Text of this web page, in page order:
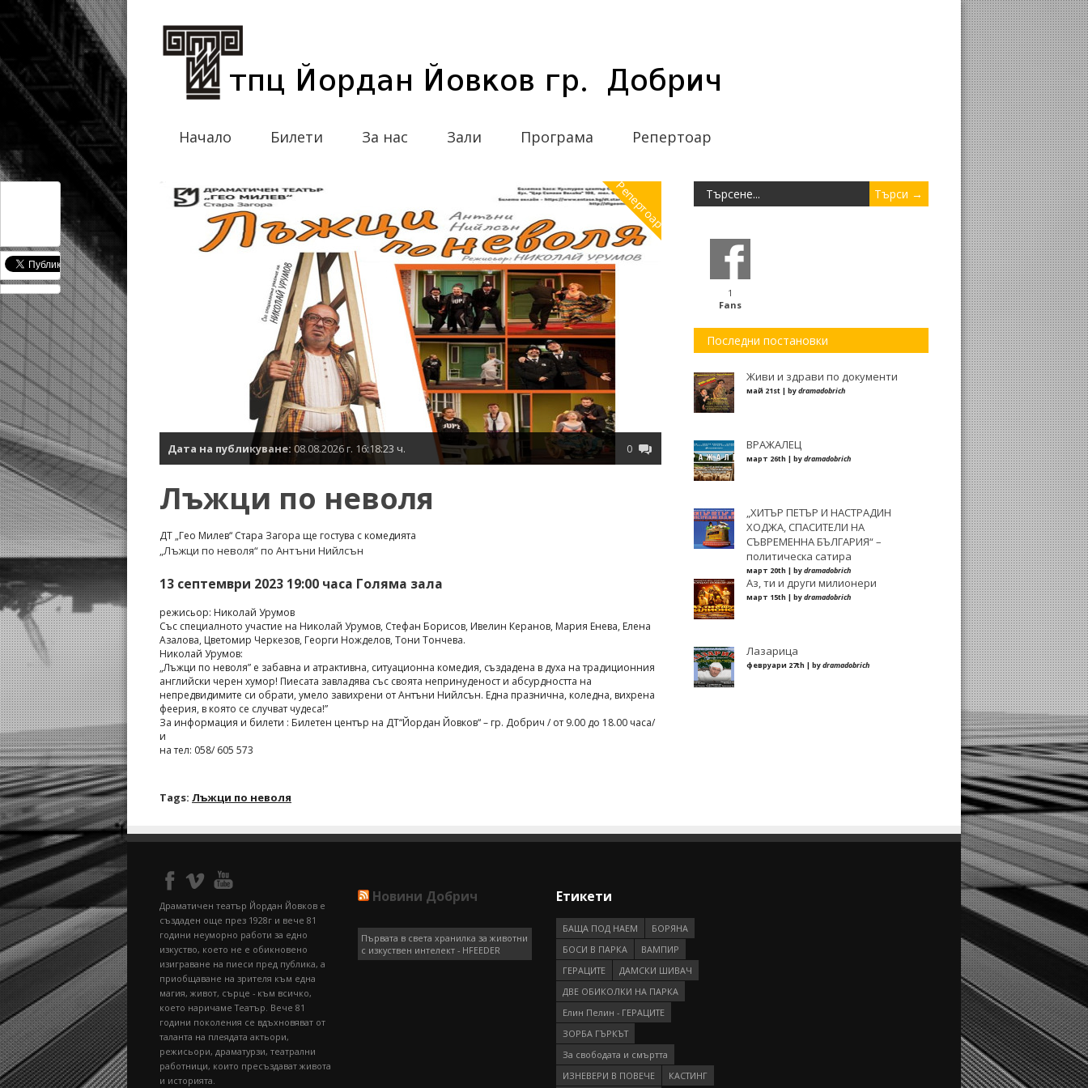
Начало Билети За нас Зали Програма Репертоар
Репертоар
Дата на публикуване: 08.08.2026 г. 16:18:23 ч. 0
Лъжци по неволя
ДТ „Гео Милев“ Стара Загора ще гостува с комедията
„Лъжци по неволя“ по Антъни Нийлсън
13 септември 2023 19:00 часа Голяма зала
режисьор: Николай Урумов
Със специалното участие на Николай Урумов, Стефан Борисов, Ивелин Керанов, Мария Енева, Елена
Азалова, Цветомир Черкезов, Георги Ножделов, Тони Тончева.
Николай Урумов:
„Лъжци по неволя” е забавна и атрактивна, ситуационна комедия, създадена в духа на традиционния
английски черен хумор! Пиесата завладява със своята непринуденост и абсурдността на
непредвидимите си обрати, умело завихрени от Антъни Нийлсън. Една празнична, коледна, вихрена
феерия, в която се случват чудеса!”
За информация и билети : Билетен център на ДТ“Йордан Йовков“ – гр. Добрич / от 9.00 до 18.00 часа/
и
на тел: 058/ 605 573
Tags: Лъжци по неволя
1
Fans
Последни постановки
Живи и здрави по документи
май 21st | bydramadobrich
ВРАЖАЛЕЦ
март 26th | bydramadobrich
„ХИТЪР ПЕТЪР И НАСТРАДИН
ХОДЖА, СПАСИТЕЛИ НА
СЪВРЕМЕННА БЪЛГАРИЯ“ –
политическа сатира
март 20th | bydramadobrich
Аз, ти и други милионери
март 15th | bydramadobrich
Лазарица
февруари 27th | bydramadobrich
Драматичен театър Йордан Йовков е
създаден още през 1928г и вече 81
години неуморно работи за едно
изкуство, което не е обикновено
изиграване на пиеси пред публика, а
приобщаване на зрителя към една
магия, живот, сърце - към всичко,
което наричаме Театър. Вече 81
години поколения се вдъхновяват от
таланта на плеядата актьори,
режисьори, драматурзи, театрални
работници, които пресъздават живота
и историята.
Новини Добрич
Първата в света хранилка за животни
с изкуствен интелект - HFEEDER
Етикети
БАЩА ПОД НАЕМ
БОРЯНА
БОСИ В ПАРКА
ВАМПИР
ГEРAЦИТE
ДАМСКИ ШИВАЧ
ДВЕ ОБИКОЛКИ НА ПАРКА
Елин Пелин - ГЕРАЦИТЕ
ЗОРБА ГЪРКЪТ
За свободата и смъртта
ИЗНЕВЕРИ В ПОВЕЧЕ
КАСТИНГ